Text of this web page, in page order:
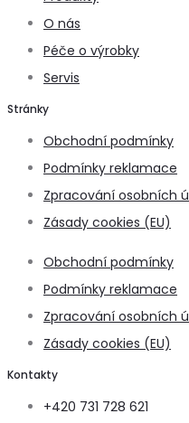
O nás
Péče o výrobky
Servis
Stránky
Obchodní podmínky
Podmínky reklamace
Zpracování osobních
Zásady cookies (EU)
Obchodní podmínky
Podmínky reklamace
Zpracování osobních
Zásady cookies (EU)
Kontakty
+420 731 728 621